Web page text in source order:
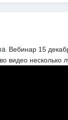
Вебинар 15
видео несколько